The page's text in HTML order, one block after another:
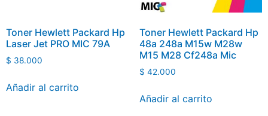
Toner Hewlett Packard Hp
Laser Jet PRO MIC 79A
$ 38.000
Añadir al carrito
Toner Hewlett Packard Hp
48a 248a M15w M28w
M15 M28 Cf248a Mic
$ 42.000
Añadir al carrito